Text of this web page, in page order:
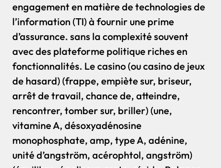
engagement en matière de technologies de
l’information (TI) à fournir une prime
d’assurance. sans la complexité souvent
avec des plateforme politique riches en
fonctionnalités. Le casino (ou casino de jeux
de hasard) (frappe, empiète sur, briseur,
arrêt de travail, chance de, atteindre,
rencontrer, tomber sur, briller) (une,
vitamine A, désoxyadénosine
monophosphate, amp, type A, adénine,
unité d’angström, acérophtol, angström)